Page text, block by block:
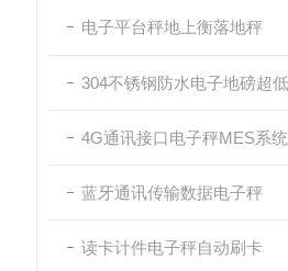
电子平台秤地上衡落地秤
4G通讯接口电子秤MES系统
蓝牙通讯传输数据电子秤
读卡计件电子秤自动刷卡